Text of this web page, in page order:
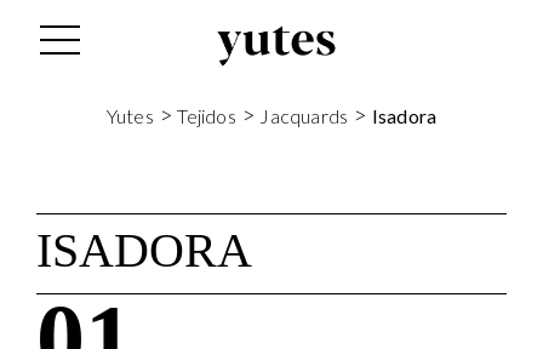
Yutes >Tejidos > Jacquards > Isadora
ISADORA